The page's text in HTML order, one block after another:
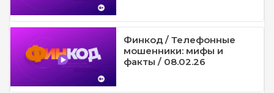
Финкод / Телефонные
мошенники: мифы и
факты / 08.02.26